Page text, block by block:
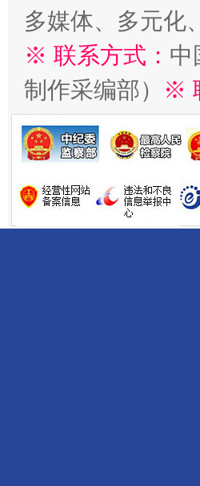
多媒体、多元化
※ 联系方式： 中
制作采编部）
※